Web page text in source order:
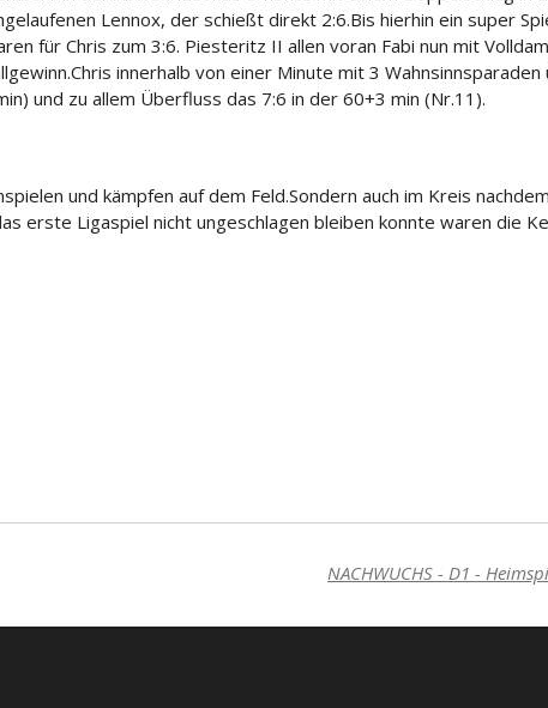
Lennox, der schießt direkt 2:6.Bis hierhin ein super
für Chris zum 3:6. Piesteritz II allen voran Fabi nun mit
Chris innerhalb von einer Minute mit 3 Wahnsinnsparaden
und zu allem Überfluss das 7:6 in der 60+3 min (Nr.11).
und kämpfen auf dem Feld.Sondern auch im Kreis
erste Ligaspiel nicht ungeschlagen bleiben konnte waren die
NACHWUCHS - D1 -